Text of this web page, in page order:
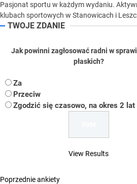
Pasjonat sportu w każdym wydaniu.
klubach sportowych w Stanowicach i
TWOJE ZDANIE
Jak powinni zagłosować radni w
płaskich?
Za
Przeciw
Zgodzić się czasowo, na okres 2 lat
View Results
Poprzednie ankiety